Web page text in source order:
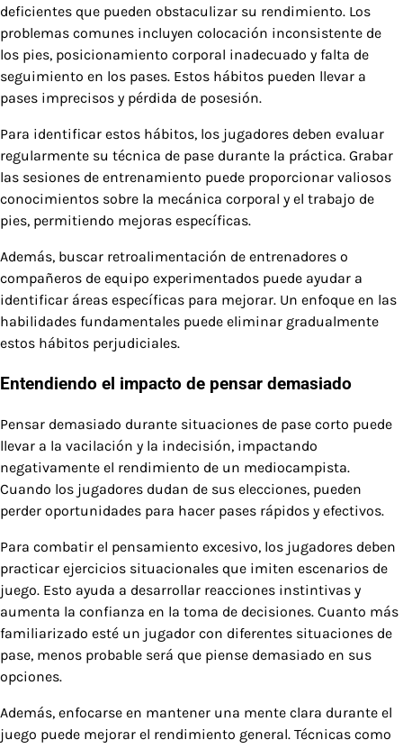
deficientes que pueden obstaculizar su rendimiento. Los
problemas comunes incluyen colocación inconsistente de
los pies, posicionamiento corporal inadecuado y falta de
seguimiento en los pases. Estos hábitos pueden llevar a
pases imprecisos y pérdida de posesión.
Para identificar estos hábitos, los jugadores deben evaluar
regularmente su técnica de pase durante la práctica. Grabar
las sesiones de entrenamiento puede proporcionar valiosos
conocimientos sobre la mecánica corporal y el trabajo de
pies, permitiendo mejoras específicas.
Además, buscar retroalimentación de entrenadores o
compañeros de equipo experimentados puede ayudar a
identificar áreas específicas para mejorar. Un enfoque en las
habilidades fundamentales puede eliminar gradualmente
estos hábitos perjudiciales.
Entendiendo el impacto de pensar demasiado
Pensar demasiado durante situaciones de pase corto puede
llevar a la vacilación y la indecisión, impactando
negativamente el rendimiento de un mediocampista.
Cuando los jugadores dudan de sus elecciones, pueden
perder oportunidades para hacer pases rápidos y efectivos.
Para combatir el pensamiento excesivo, los jugadores deben
practicar ejercicios situacionales que imiten escenarios de
juego. Esto ayuda a desarrollar reacciones instintivas y
aumenta la confianza en la toma de decisiones. Cuanto más
familiarizado esté un jugador con diferentes situaciones de
pase, menos probable será que piense demasiado en sus
opciones.
Además, enfocarse en mantener una mente clara durante el
juego puede mejorar el rendimiento general. Técnicas como